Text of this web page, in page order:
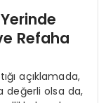
Refaha
açıklamada,
değerli olsa da,